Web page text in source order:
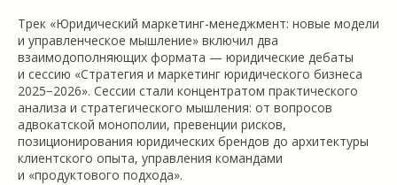
Трек «Юридический маркетинг-менеджмент: новые модели
и управленческое мышление» включил два
взаимодополняющих формата — юридические дебаты
и сессию «Стратегия и маркетинг юридического бизнеса
2025−2026». Сессии стали концентратом практического
анализа и стратегического мышления: от вопросов
адвокатской монополии, превенции рисков,
позиционирования юридических брендов до архитектуры
клиентского опыта, управления командами
и «продуктового подхода».